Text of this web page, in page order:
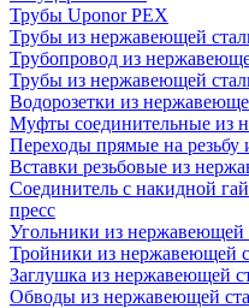
Трубы Uponor PEX
Трубы из нержавеющей
Трубопровод из
Трубы из нержавеющей
Водорозетки из
Муфты соединительные из
Переходы прямые на резьбу
Вставки резьбовые из
Соединитель с накидной
пресс
Угольники из нержавеющей
Тройники из нержавеющей
Заглушка из нержавеющей
Обводы из нержавеющей